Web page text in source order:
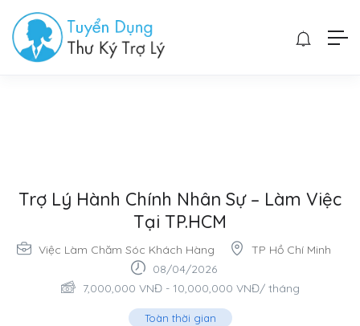
Trợ Lý Hành Chính Nhân Sự – Làm Việc
Tại TP.HCM
Việc Làm Chăm Sóc Khách Hàng
TP Hồ Chí Minh
08/04/2026
7,000,000 VNĐ- 10,000,000 VNĐ/ tháng
Toàn thời gian